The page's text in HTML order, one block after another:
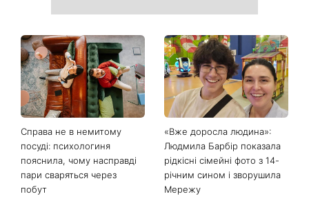
Справа не в немитому
посуді: психологиня
пояснила, чому насправді
пари сваряться через
побут
«Вже доросла людина»:
Людмила Барбір показала
рідкісні сімейні фото з 14-
річним сином і зворушила
Мережу